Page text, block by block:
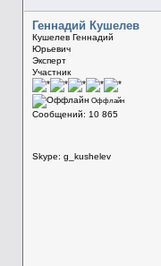
Геннадий Кушелев
Кушелев Геннадий
Юрьевич
Эксперт
Участник
Оффлайн
Сообщений: 10 865
Skype: g_kushelev